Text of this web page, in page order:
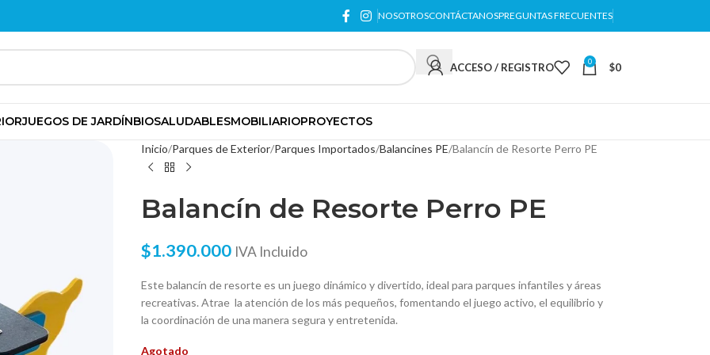
NOSOTROSCONTÁCTANOSPREGUNTAS FRECUENTES
ACCESO / REGISTRO 0 $0
JUEGOS DE JARDÍNBIOSALUDABLESMOBILIARIOPROYECTOS
Inicio Parques de Exterior Parques Importados Balancines PE Balancín de Resorte Perro PE
Balancín de Resorte Perro PE
$1.390.000 IVA Incluido
Este balancín de resorte es un juego dinámico y divertido, ideal para parques infantiles y áreas
recreativas. Atrae la atención de los más pequeños, fomentando el juego activo, el equilibrio y
la coordinación de una manera segura y entretenida.
Agotado